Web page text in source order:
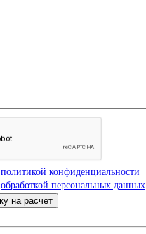
политикой конфиденциальности
обработкой персональных данных